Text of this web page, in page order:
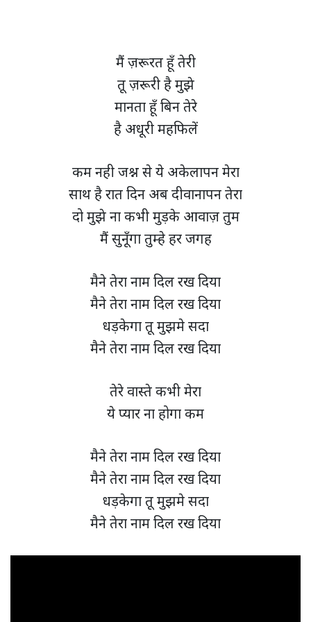
मैं ज़रूरत हूँ तेरी
तू ज़रूरी है मुझे
मानता हूँ बिन तेरे
है अधूरी महफिलें
कम नही जश्न से ये अकेलापन मेरा
साथ है रात दिन अब दीवानापन तेरा
दो मुझे ना कभी मुड़के आवाज़ तुम
मैं सुनूँगा तुम्हे हर जगह
मैने तेरा नाम दिल रख दिया
मैने तेरा नाम दिल रख दिया
धड़केगा तू मुझमे सदा
मैने तेरा नाम दिल रख दिया
तेरे वास्ते कभी मेरा
ये प्यार ना होगा कम
मैने तेरा नाम दिल रख दिया
मैने तेरा नाम दिल रख दिया
धड़केगा तू मुझमे सदा
मैने तेरा नाम दिल रख दिया